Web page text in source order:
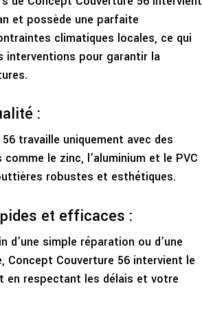
et possède une parfaite
climatiques locales, ce qui
interventions pour garantir la
:
travaille uniquement avec des
le zinc, l’aluminium et le PVC
robustes et esthétiques.
et efficaces :
d’une simple réparation ou d’une
Concept Couverture 56 intervient le
en respectant les délais et votre